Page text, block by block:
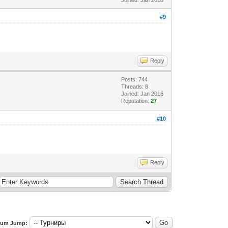
#9
Reply
Posts: 744
Threads: 8
Joined: Jan 2016
Reputation:27
#10
Reply
Jump: